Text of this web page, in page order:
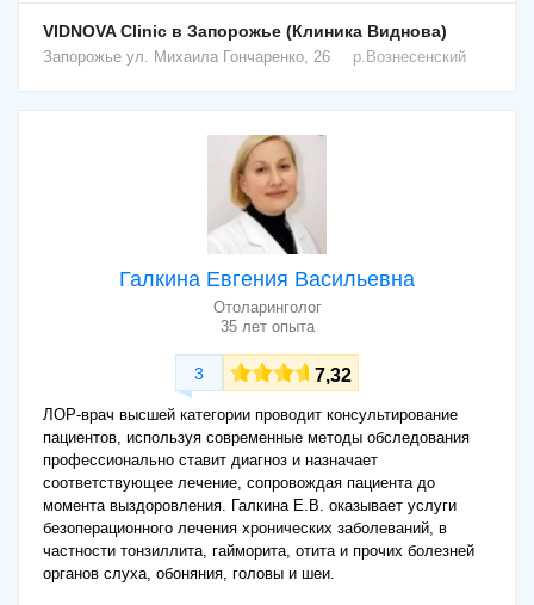
VIDNOVA Clinic в Запорожье (Клиника Виднова)
Запорожье ул. Михаила Гончаренко, 26 р.Вознесенский
Галкина Евгения Васильевна
Отоларинголог
35 лет опыта
3 7,32
ЛОР-врач высшей категории проводит консультирование
пациентов, используя современные методы обследования
профессионально ставит диагноз и назначает
соответствующее лечение, сопровождая пациента до
момента выздоровления. Галкина Е.В. оказывает услуги
безоперационного лечения хронических заболеваний, в
частности тонзиллита, гайморита, отита и прочих болезней
органов слуха, обоняния, головы и шеи.